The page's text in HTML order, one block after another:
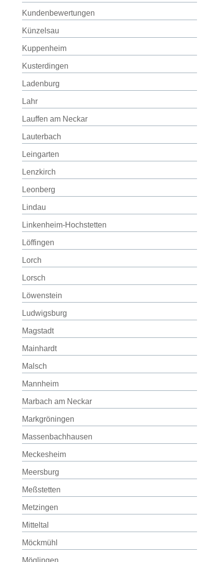
Kundenbewertungen
Künzelsau
Kuppenheim
Kusterdingen
Ladenburg
Lahr
Lauffen am Neckar
Lauterbach
Leingarten
Lenzkirch
Leonberg
Lindau
Linkenheim-Hochstetten
Löffingen
Lorch
Lorsch
Löwenstein
Ludwigsburg
Magstadt
Mainhardt
Malsch
Mannheim
Marbach am Neckar
Markgröningen
Massenbachhausen
Meckesheim
Meersburg
Meßstetten
Metzingen
Mitteltal
Möckmühl
Möglingen